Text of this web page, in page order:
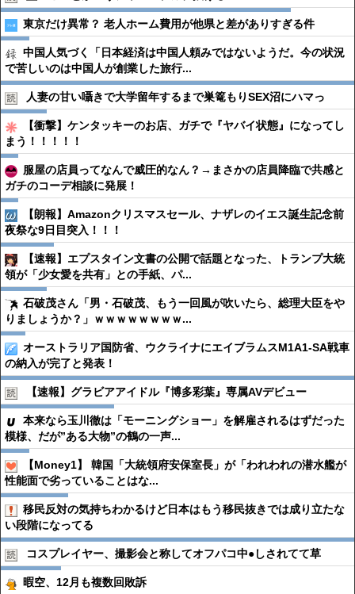
東京だけ異常？ 老人ホーム費用が他県と差がありすぎる件
中国人気づく「日本経済は中国人頼みではないようだ。今の状況
で苦しいのは中国人が創業した旅行...
人妻の甘い囁きで大学留年するまで巣篭もりSEX沼にハマっ
【衝撃】ケンタッキーのお店、ガチで『ヤバイ状態』になってし
まう！！！！！
服屋の店員ってなんで威圧的なん？→まさかの店員降臨で共感と
ガチのコーデ相談に発展！
【朗報】Amazonクリスマスセール、ナザレのイエス誕生記念前
夜祭な9日目突入！！！
【速報】エプスタイン文書の公開で話題となった、トランプ大統
領が「少女愛を共有」との手紙、パ...
石破茂さん「男・石破茂、もう一回風が吹いたら、総理大臣をや
りましょうか？」ｗｗｗｗｗｗｗｗ...
オーストラリア国防省、ウクライナにエイブラムスM1A1-SA戦車
の納入が完了と発表！
【速報】グラビアアイドル『博多彩葉』専属AVデビュー
本来なら玉川徹は「モーニングショー」を解雇されるはずだった
模様、だが”ある大物”の鶴の一声...
【Money1】 韓国「大統領府安保室長」が「われわれの潜水艦が
性能面で劣っていることはな...
移民反対の気持ちわかるけど日本はもう移民抜きでは成り立たな
い段階になってる
コスプレイヤー、撮影会と称してオフパコ中●︎しされてて草
暇空、12月も複数回敗訴